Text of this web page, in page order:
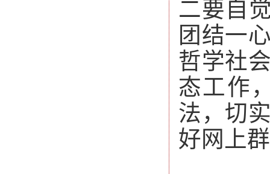
二要自
团结一
哲学社
态工作
法，切
好网上